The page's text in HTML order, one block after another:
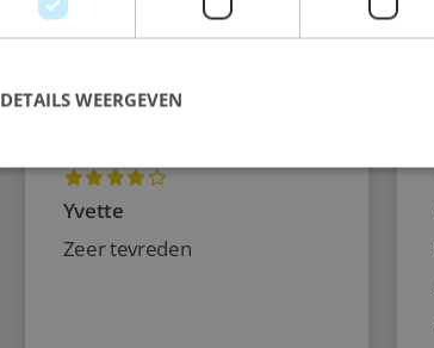
Yvette
Zeer tevreden
DETAILS WEERGEVEN